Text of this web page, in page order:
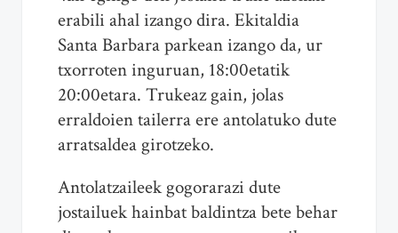
erabili ahal izango dira. Ekitaldia
Santa Barbara parkean izango da, ur
txorroten inguruan, 18:00etatik
20:00etara. Trukeaz gain, jolas
erraldoien tailerra ere antolatuko dute
arratsaldea girotzeko.
Antolatzaileek gogorarazi dute
jostailuek hainbat baldintza bete behar